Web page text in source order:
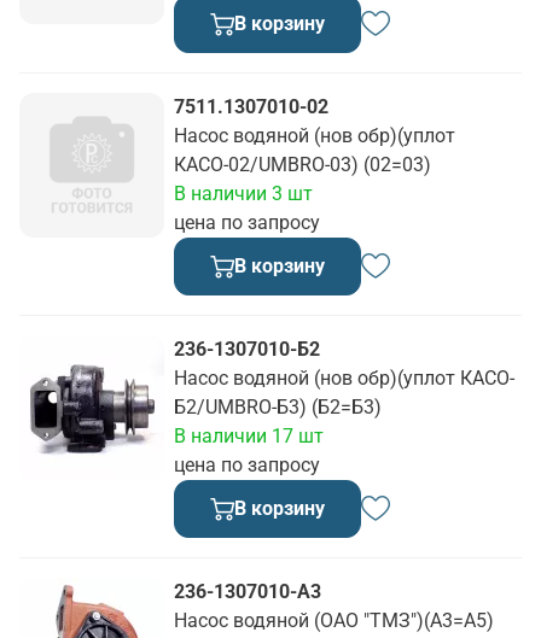
В корзину
7511.1307010-02
Насос водяной (нов обр)(уплот
КАСО-02/UMBRO-03) (02=03)
цена по запросу
В наличии 3 шт
В корзину
236-1307010-Б2
Насос водяной (нов обр)(уплот КАСО-
Б2/UMBRO-Б3) (Б2=Б3)
цена по запросу
В наличии 17 шт
В корзину
236-1307010-А3
Насос водяной (ОАО "ТМЗ")(А3=А5)